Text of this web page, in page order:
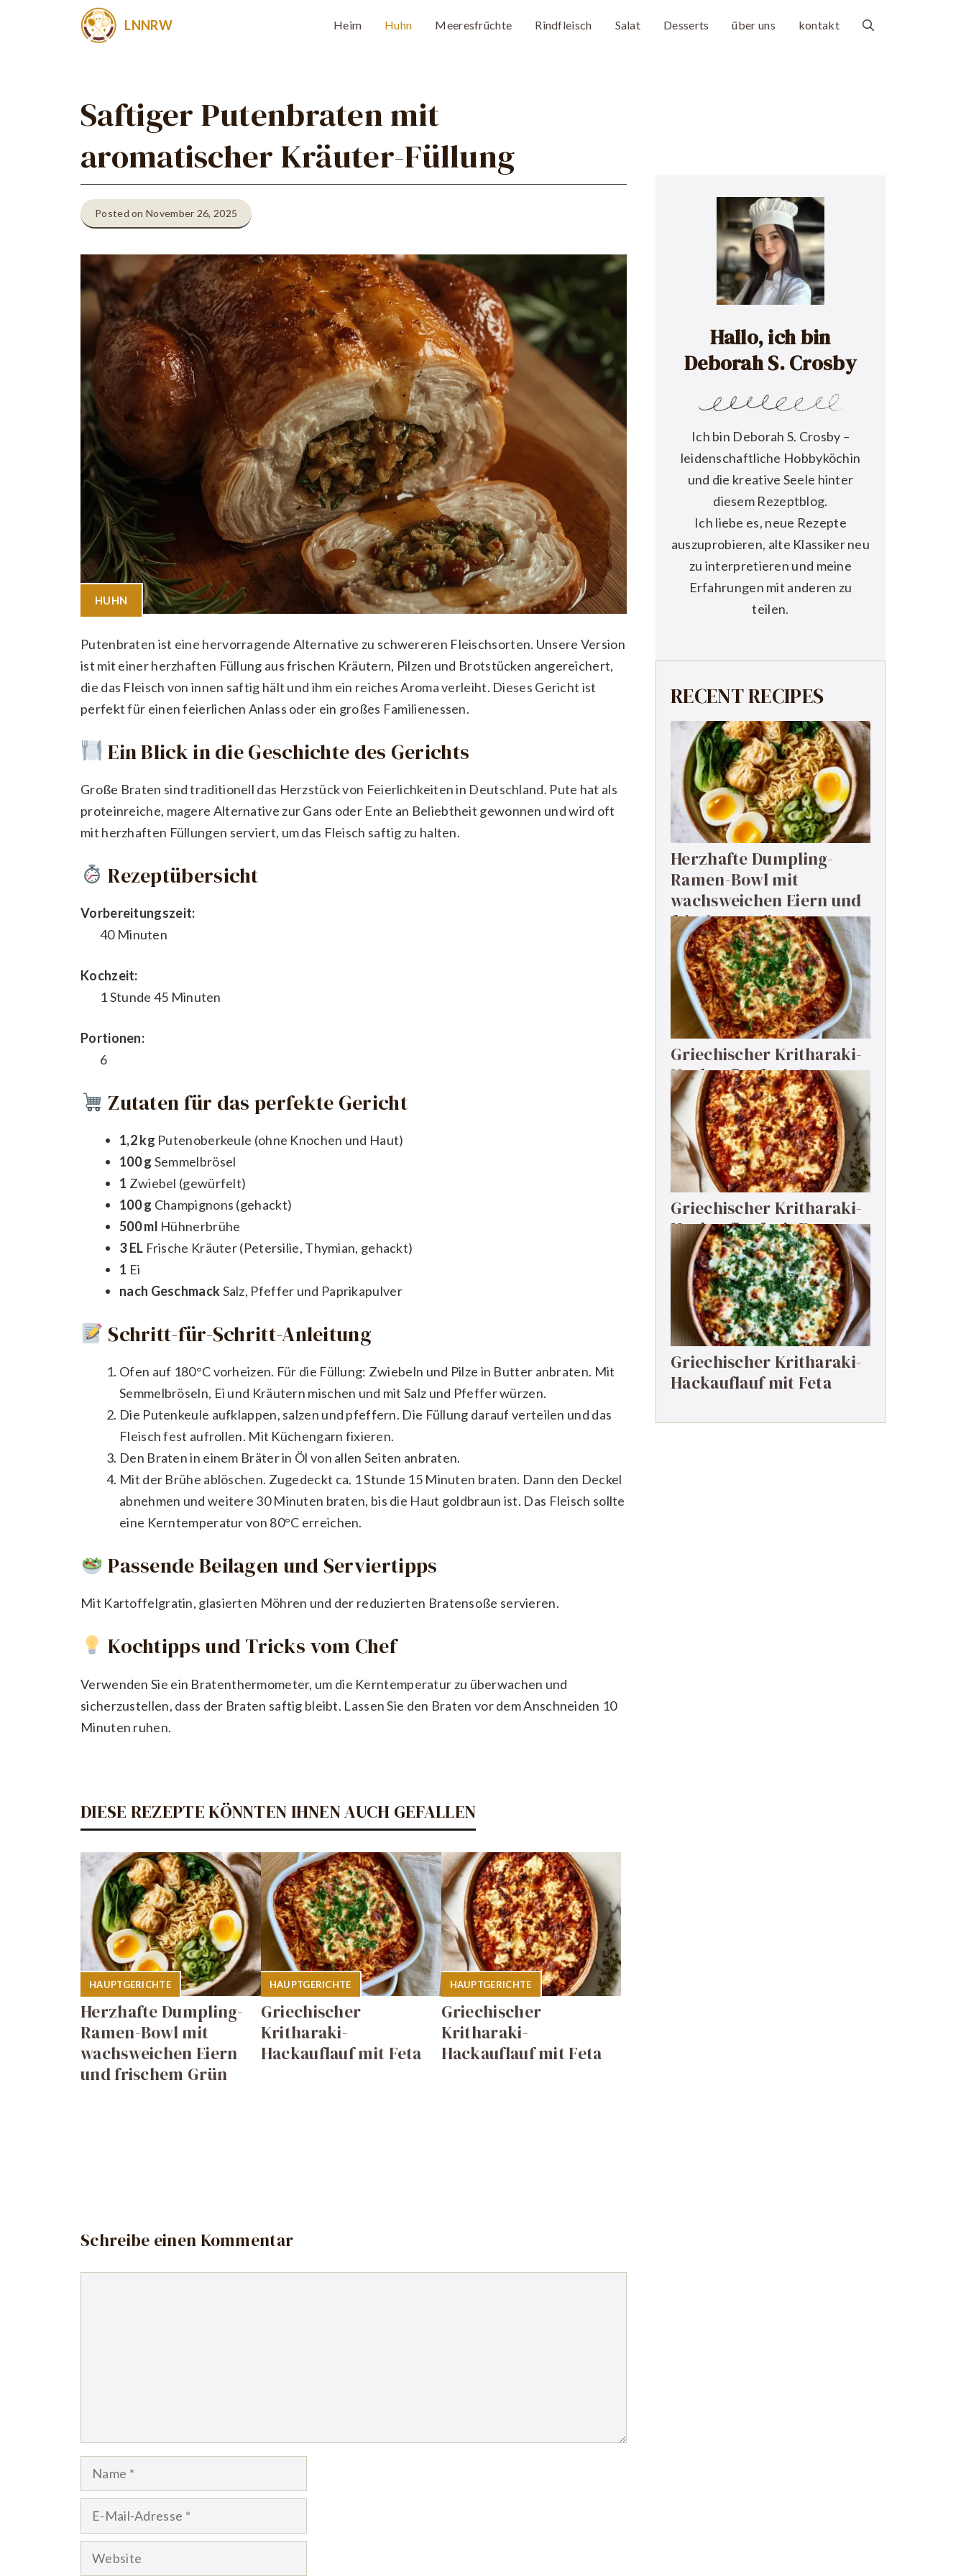
LNNRW Heim Huhn Meeresfrüchte Rindfleisch Salat Desserts über uns kontakt
Saftiger Putenbraten mit
aromatischer Kräuter-Füllung
Posted on November 26, 2025
HUHN
Putenbraten ist eine hervorragende Alternative zu schwereren Fleischsorten. Unsere Version
ist mit einer herzhaften Füllung aus frischen Kräutern, Pilzen und Brotstücken angereichert,
die das Fleisch von innen saftig hält und ihm ein reiches Aroma verleiht. Dieses Gericht ist
perfekt für einen feierlichen Anlass oder ein großes Familienessen.
Ein Blick in die Geschichte des Gerichts
Große Braten sind traditionell das Herzstück von Feierlichkeiten in Deutschland. Pute hat als
proteinreiche, magere Alternative zur Gans oder Ente an Beliebtheit gewonnen und wird oft
mit herzhaften Füllungen serviert, um das Fleisch saftig zu halten.
Rezeptübersicht
Vorbereitungszeit:
40 Minuten
Kochzeit:
1 Stunde 45 Minuten
Portionen:
6
Zutaten für das perfekte Gericht
1,2 kg Putenoberkeule (ohne Knochen und Haut)
100 g Semmelbrösel
1 Zwiebel (gewürfelt)
100 g Champignons (gehackt)
500 ml Hühnerbrühe
3 EL Frische Kräuter (Petersilie, Thymian, gehackt)
1 Ei
nach GeschmackSalz, Pfeffer und Paprikapulver
Schritt-für-Schritt-Anleitung
Ofen auf 180°C vorheizen. Für die Füllung: Zwiebeln und Pilze in Butter anbraten. Mit
Semmelbröseln, Ei und Kräutern mischen und mit Salz und Pfeffer würzen.
Die Putenkeule aufklappen, salzen und pfeffern. Die Füllung darauf verteilen und das
Fleisch fest aufrollen. Mit Küchengarn fixieren.
Den Braten in einem Bräter in Öl von allen Seiten anbraten.
Mit der Brühe ablöschen. Zugedeckt ca. 1 Stunde 15 Minuten braten. Dann den Deckel
abnehmen und weitere 30 Minuten braten, bis die Haut goldbraun ist. Das Fleisch sollte
eine Kerntemperatur von 80°C erreichen.
Passende Beilagen und Serviertipps
Mit Kartoffelgratin, glasierten Möhren und der reduzierten Bratensoße servieren.
Kochtipps und Tricks vom Chef
Verwenden Sie ein Bratenthermometer, um die Kerntemperatur zu überwachen und
sicherzustellen, dass der Braten saftig bleibt. Lassen Sie den Braten vor dem Anschneiden 10
Minuten ruhen.
DIESE REZEPTE KÖNNTEN IHNEN AUCH GEFALLEN
HAUPTGERICHTE
Herzhafte Dumpling-
Ramen-Bowl mit
wachsweichen Eiern
und frischem Grün
HAUPTGERICHTE
Griechischer
Kritharaki-
Hackauflauf mit Feta
HAUPTGERICHTE
Griechischer
Kritharaki-
Hackauflauf mit Feta
Schreibe einen Kommentar
Name
Mail-
Adresse
Website
Hallo, ich bin
Deborah S. Crosby
Ich bin Deborah S. Crosby –
leidenschaftliche Hobbyköchin
und die kreative Seele hinter
diesem Rezeptblog.
Ich liebe es, neue Rezepte
auszuprobieren, alte Klassiker neu
zu interpretieren und meine
Erfahrungen mit anderen zu
teilen.
RECENT RECIPES
Herzhafte Dumpling-
Ramen-Bowl mit
wachsweichen Eiern und
frischem Grün
Griechischer Kritharaki-
Hackauflauf mit Feta
Griechischer Kritharaki-
Hackauflauf mit Feta
Griechischer Kritharaki-
Hackauflauf mit Feta